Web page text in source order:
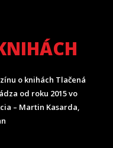
o knihách Tlačená
od roku 2015 vo
– Martin Kasarda,